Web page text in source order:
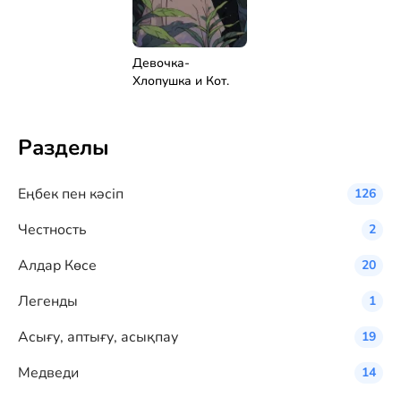
Девочка-
Хлопушка и Кот.
Разделы
Eңбек пен кәсіп 126
Честность 2
Алдар Көсе 20
Легенды 1
Асығу, аптығу, асықпау 19
Медведи
14